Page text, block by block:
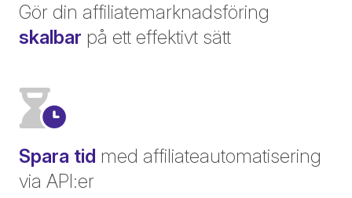
Gör din affiliatemarknadsföring
skalbar på ett effektivt sätt
Spara tid med affiliateautomatisering
via API:er